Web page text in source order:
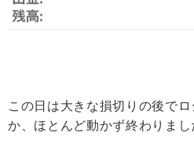
この日は大きな損切りの後で
か、ほとんど動かず終わりまし